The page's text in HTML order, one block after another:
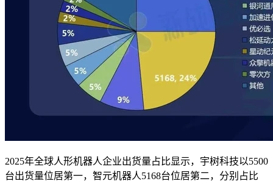
2025年全球人形机器人企业出货量占比显示，宇树科技以5500
台出货量位居第一，智元机器人5168台位居第二，分别占比